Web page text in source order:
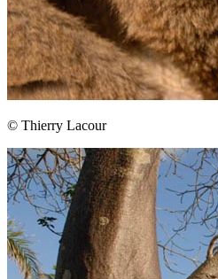
© Thierry Lacour